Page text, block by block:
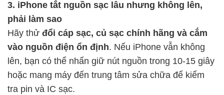
3. iPhone tắt nguồn sạc lâu nhưng không lên,
phải làm sao
Hãy thử đổi cáp sạc, củ sạc chính hãng và cắm
vào nguồn điện ổn định. Nếu iPhone vẫn không
lên, bạn có thể nhấn giữ nút nguồn trong 10-15 giây
hoặc mang máy đến trung tâm sửa chữa để kiểm
tra pin và IC sạc.